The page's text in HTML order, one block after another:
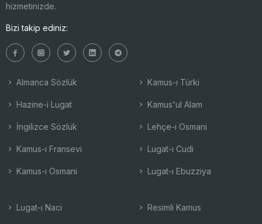
hizmetinizde.
Bizi takip ediniz:
Almanca Sözlük
Hazine-i Lugat
İngilizce Sözlük
Kamus-ı Fransevi
Kamus-ı Osmani
Kamus-ı Türki
Kamus'ul Alam
Lehçe-i Osmani
Lugat-ı Cudi
Lugat-ı Ebuzziya
Lugat-ı Naci Resimli Kamus